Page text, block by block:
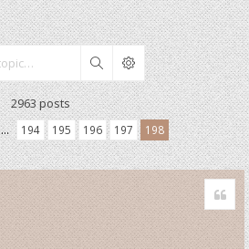
Search
2963 posts
… 194 195 196 197 198